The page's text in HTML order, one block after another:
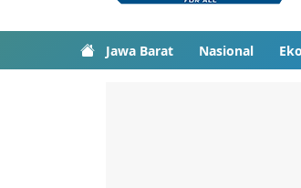
Jawa Barat Nasional